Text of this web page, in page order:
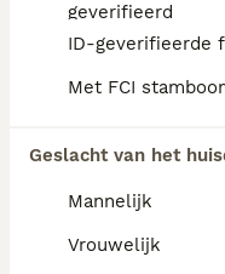
geverifieerd
ID-geverifieerde
Met FCI
Geslacht van het
Mannelijk
Vrouwelijk
FAQ's
Herder?
De Hollandse
van 55 tot 62
van gemiddeld